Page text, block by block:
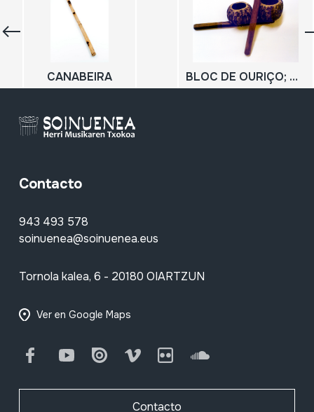
CANABEIRA BLOC DE OURIÇO; CASTAÑAS DE PARA
Contacto
943 493 578
soinuenea@soinuenea.eus
Tornola kalea, 6 - 20180 OIARTZUN
Ver en Google Maps
FacebookYoutube Issuu Vimeo Flickr SoundCloud
Contacto